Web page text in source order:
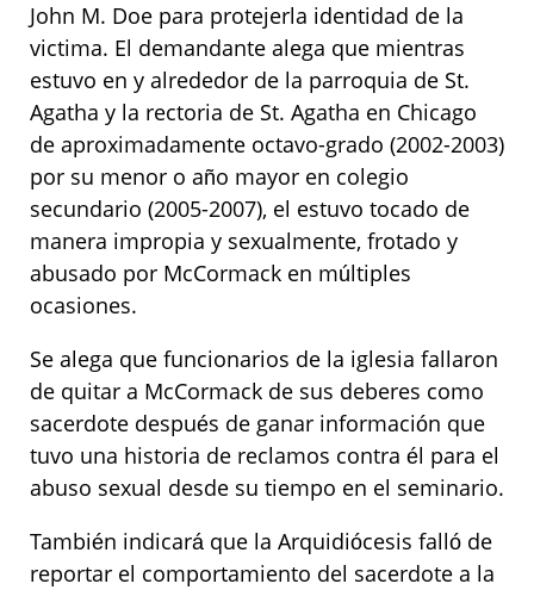
John M. Doe para protejerla identidad de la
victima. El demandante alega que mientras
estuvo en y alrededor de la parroquia de St.
Agatha y la rectoria de St. Agatha en Chicago
de aproximadamente octavo-grado (2002-2003)
por su menor o año mayor en colegio
secundario (2005-2007), el estuvo tocado de
manera impropia y sexualmente, frotado y
abusado por McCormack en múltiples
ocasiones.
Se alega que funcionarios de la iglesia fallaron
de quitar a McCormack de sus deberes como
sacerdote después de ganar información que
tuvo una historia de reclamos contra él para el
abuso sexual desde su tiempo en el seminario.
También indicará que la Arquidiócesis falló de
reportar el comportamiento del sacerdote a la